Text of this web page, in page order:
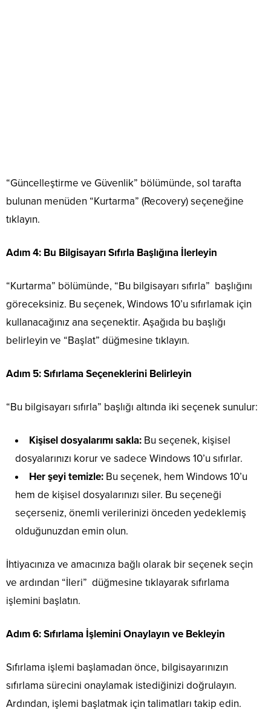
“Güncelleştirme ve Güvenlik” bölümünde, sol tarafta
bulunan menüden “Kurtarma” (Recovery) seçeneğine
tıklayın.
Adım 4: Bu Bilgisayarı Sıfırla Başlığına İlerleyin
“Kurtarma” bölümünde, “Bu bilgisayarı sıfırla” başlığını
göreceksiniz. Bu seçenek, Windows 10’u sıfırlamak için
kullanacağınız ana seçenektir. Aşağıda bu başlığı
belirleyin ve “Başlat” düğmesine tıklayın.
Adım 5: Sıfırlama Seçeneklerini Belirleyin
“Bu bilgisayarı sıfırla” başlığı altında iki seçenek sunulur:
Kişisel dosyalarımı sakla: Bu seçenek, kişisel
dosyalarınızı korur ve sadece Windows 10’u sıfırlar.
Her şeyi temizle: Bu seçenek, hem Windows 10’u
hem de kişisel dosyalarınızı siler. Bu seçeneği
seçerseniz, önemli verilerinizi önceden yedeklemiş
olduğunuzdan emin olun.
İhtiyacınıza ve amacınıza bağlı olarak bir seçenek seçin
ve ardından “İleri” düğmesine tıklayarak sıfırlama
işlemini başlatın.
Adım 6: Sıfırlama İşlemini Onaylayın ve Bekleyin
Sıfırlama işlemi başlamadan önce, bilgisayarınızın
sıfırlama sürecini onaylamak istediğinizi doğrulayın.
Ardından, işlemi başlatmak için talimatları takip edin.